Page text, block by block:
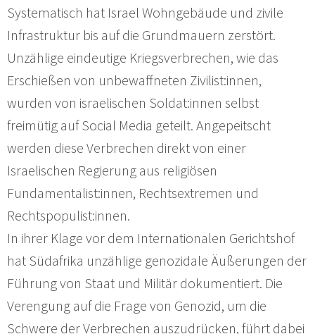
Systematisch hat Israel Wohngebäude und zivile
Infrastruktur bis auf die Grundmauern zerstört.
Unzählige eindeutige Kriegsverbrechen, wie das
Erschießen von unbewaffneten Zivilist:innen,
wurden von israelischen Soldat:innen selbst
freimütig auf Social Media geteilt. Angepeitscht
werden diese Verbrechen direkt von einer
Israelischen Regierung aus religiösen
Fundamentalist:innen, Rechtsextremen und
Rechtspopulist:innen.
In ihrer Klage vor dem Internationalen Gerichtshof
hat Südafrika unzählige genozidale Äußerungen der
Führung von Staat und Militär dokumentiert. Die
Verengung auf die Frage von Genozid, um die
Schwere der Verbrechen auszudrücken, führt dabei